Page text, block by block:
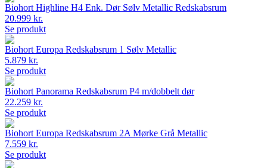
Biohort Highline H4 Enk. Dør Sølv Metallic Redskabsrum
20.999 kr.
Se produkt
Biohort Europa Redskabsrum 1 Sølv Metallic
5.879 kr.
Se produkt
Biohort Panorama Redskabsrum P4 m/dobbelt dør
22.259 kr.
Se produkt
Biohort Europa Redskabsrum 2A Mørke Grå Metallic
7.559 kr.
Se produkt